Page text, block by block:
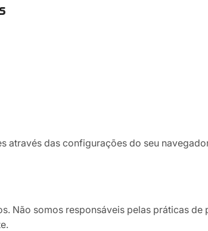
através das configurações do seu
Não somos responsáveis pelas práticas